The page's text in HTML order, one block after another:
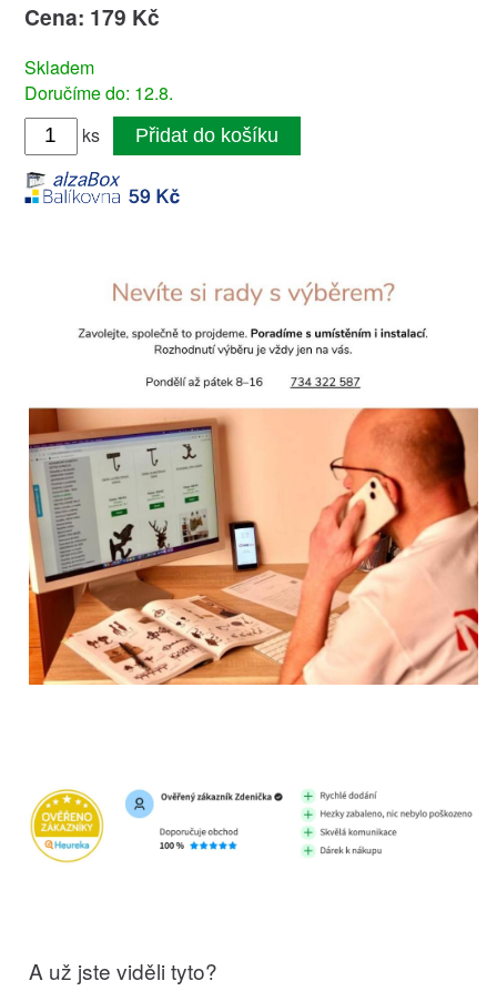
Cena: 179 Kč
Skladem
Doručíme do: 12.8.
ks
Přidat do košíku
A už jste viděli tyto?